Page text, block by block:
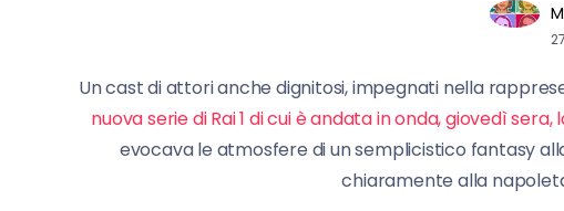
Un cast di attori anche dignitosi, impegnati nella
nuova serie di Rai 1 di cui è andata in onda, giovedì
evocava le atmosfere di un semplicistico fantasy
chiaramente alla